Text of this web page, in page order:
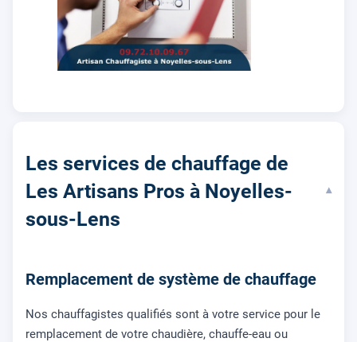
Les services de chauffage de
Les Artisans Pros à Noyelles-
sous-Lens
▾
Remplacement de système de chauffage
Nos chauffagistes qualifiés sont à votre service pour le
remplacement de votre chaudière, chauffe-eau ou